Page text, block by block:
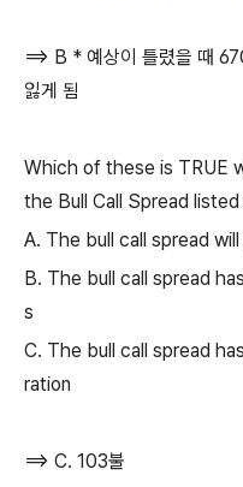
==> B * 예상이 틀렸을 때
잃게 됨
Which of these is TRUE
the Bull Call Spread
A. The bull call spread
B. The bull call spread
s
C. The bull call spread
ration
==> C. 103불